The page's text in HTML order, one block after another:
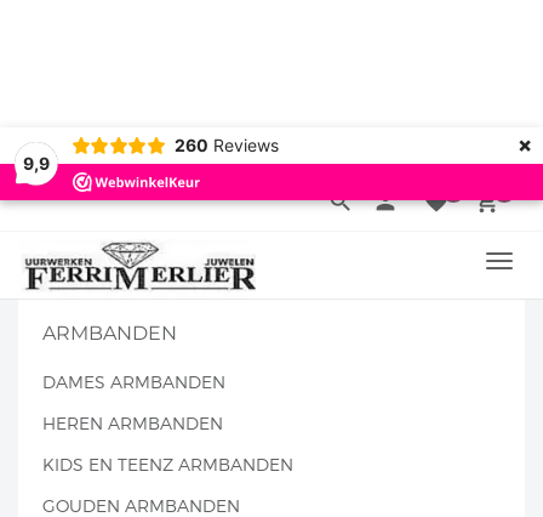
9,9
260 Reviews ×
local_grocery_store
favorite
search person
ARMBANDEN
DAMES ARMBANDEN
HEREN ARMBANDEN
KIDS EN TEENZ ARMBANDEN
GOUDEN ARMBANDEN